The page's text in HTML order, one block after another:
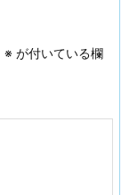
※ が付いている欄